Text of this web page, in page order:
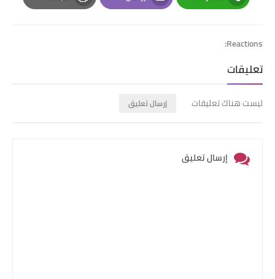
Whatsapp
Email
Print
Reactions:
تعليقات
ليست هناك تعليقات إرسال تعليق
إرسال تعليق